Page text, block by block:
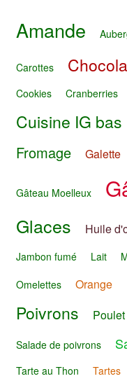
Amande
Carottes
Cookies Cranberries
Cuisine IG bas
Fromage Galette
Gâteau Moelleux
Glaces Huile
Jambon fumé Lait
Omelettes Orange
Poivrons Poulet
Salade de poivrons
Tarte au Thon
Tartes